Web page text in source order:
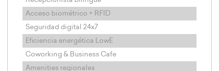
Acceso biométrico + RFID
Seguridad digital 24x7
Eficiencia energética LowE
Coworking & Business Cafe
Amenities regionales